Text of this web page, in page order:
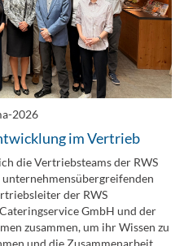
2026
im Vertrieb
die Vertriebsteams der RWS
der RWS
GmbH und der
zusammen, um ihr Wissen zu
und die Zusammenarbeit